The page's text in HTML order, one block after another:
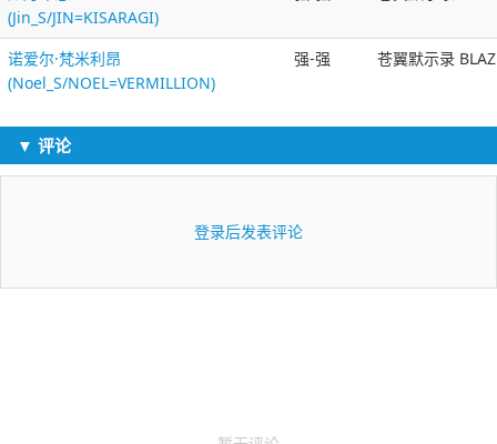
(Jin_S/JIN=KISARAGI)
诺爱尔·梵米利昂
(Noel_S/NOEL=VERMILLION)
强-强 苍翼默示录
▼ 评论
登录后发表评论